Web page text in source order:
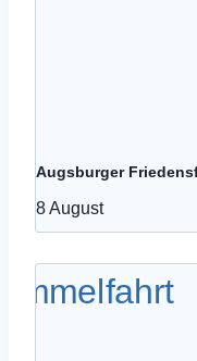
Augsburger
8 August